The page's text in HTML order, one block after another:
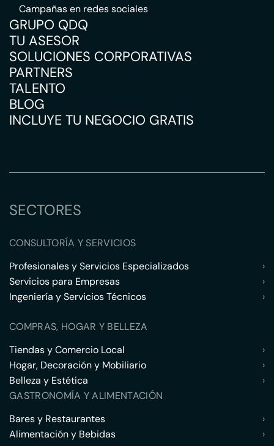
Campañas en redes sociales
GRUPO QDQ
TU ASESOR
SOLUCIONES CORPORATIVAS
PARTNERS
TALENTO
BLOG
INCLUYE TU NEGOCIO GRATIS
SECTORES
CONSULTORÍA Y SERVICIOS
Profesionales y Servicios Especializados
›
Servicios para Empresas
›
Ingeniería y Servicios Técnicos
›
COMPRAS, HOGAR Y BELLEZA
Tiendas y Comercio Local
›
Hogar, Decoración y Mobiliario
›
Belleza y Estética
›
GASTRONOMÍA Y ALIMENTACIÓN
Bares y Restaurantes
›
Alimentación y Bebidas
›